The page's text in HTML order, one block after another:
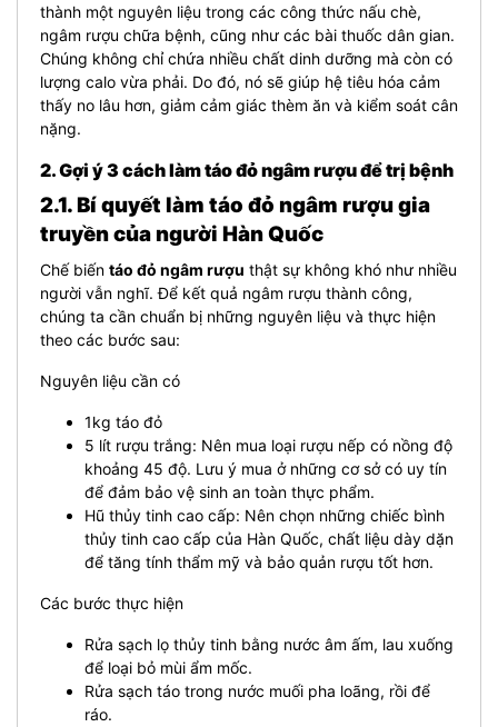
thành một nguyên liệu trong các công thức nấu chè,
ngâm rượu chữa bệnh, cũng như các bài thuốc dân gian.
Chúng không chỉ chứa nhiều chất dinh dưỡng mà còn có
lượng calo vừa phải. Do đó, nó sẽ giúp hệ tiêu hóa cảm
thấy no lâu hơn, giảm cảm giác thèm ăn và kiểm soát cân
nặng.
2. Gợi ý 3 cách làm táo đỏ ngâm rượu để trị bệnh
2.1. Bí quyết làm táo đỏ ngâm rượu gia
truyền của người Hàn Quốc
Chế biến táo đỏ ngâm rượu thật sự không khó như nhiều
người vẫn nghĩ. Để kết quả ngâm rượu thành công,
chúng ta cần chuẩn bị những nguyên liệu và thực hiện
theo các bước sau:
Nguyên liệu cần có
1kg táo đỏ
5 lít rượu trắng: Nên mua loại rượu nếp có nồng độ
khoảng 45 độ. Lưu ý mua ở những cơ sở có uy tín
để đảm bảo vệ sinh an toàn thực phẩm.
Hũ thủy tinh cao cấp: Nên chọn những chiếc bình
thủy tinh cao cấp của Hàn Quốc, chất liệu dày dặn
để tăng tính thẩm mỹ và bảo quản rượu tốt hơn.
Các bước thực hiện
Rửa sạch lọ thủy tinh bằng nước âm ấm, lau xuống
để loại bỏ mùi ẩm mốc.
Rửa sạch táo trong nước muối pha loãng, rồi để
ráo.